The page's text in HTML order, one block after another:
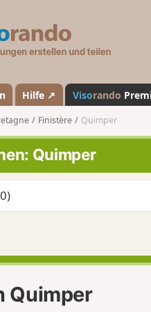
a
n
d
o
Hilfe ↗ Visorando
Finistère Quimper
Quimper
Quimper